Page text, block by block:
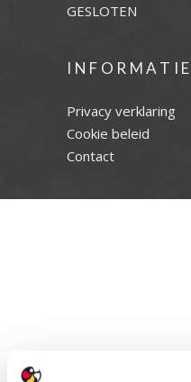
GESLOTEN
INFORMATIE
Privacy verklaring
Cookie beleid
Contact